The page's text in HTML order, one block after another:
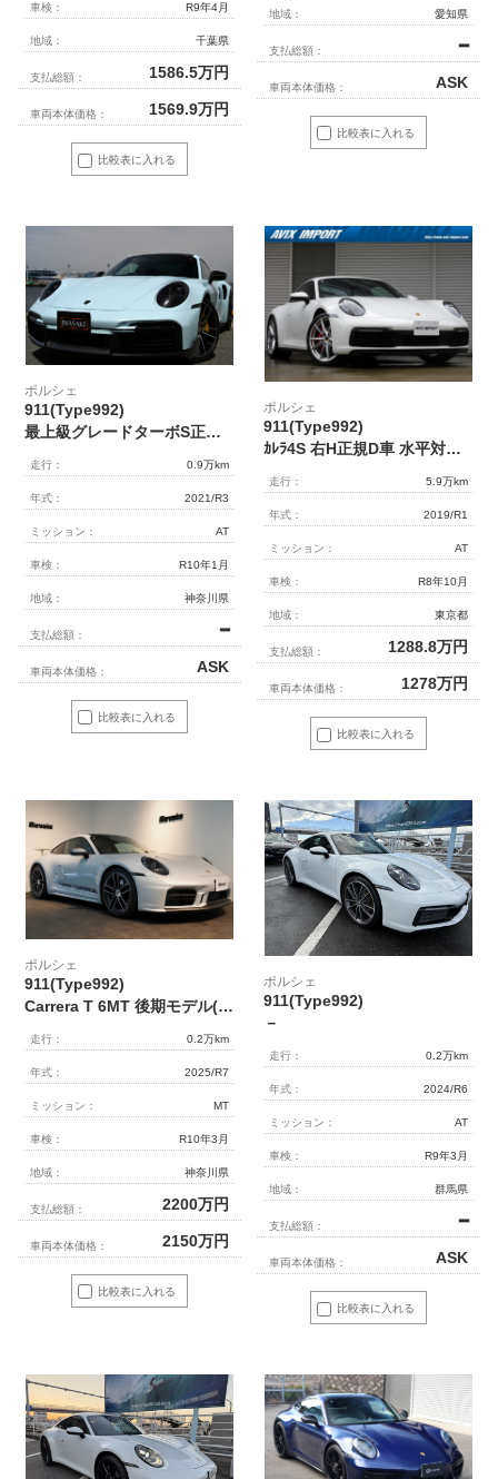
比較表に入れる
車検： R9年4月
地域： 千葉県
支払総額： 1586.5万円
車両本体価格： 1569.9万円
比較表に入れる
地域：
愛知県
支払総額： ━
車両本体価格： ASK
比較表に入れる
ポルシェ
911(Type992)
最上級グレードターボS正規ディーラー車法人オナ禁煙屋根保管雨天未使用新車同様0.9万Km右ハンドルOPスポーツエキゾーストOPCCBスポーツデザインPKG純正21インチアルミBOSEサウンド純正ナビBカメラ特注フルプロテクションムルワイホワイトラッピング（元色ブラック）ルーフカーボンラッピング徹底整備豪華装備必見！！
走行： 0.9万km
年式： 2021/R3
ミッション： AT
車検： R10年1月
地域： 神奈川県
支払総額： ━
車両本体価格： ASK
比較表に入れる
ポルシェ
911(Type992)
ｶﾚﾗ4S 右H正規D車 水平対向6気筒ﾂｲﾝﾀｰﾎﾞ 8速PDK ｽﾎﾟｰﾂｸﾛﾉPKG 黒革 ｼｰﾄﾋｰﾀｰ PCMﾅﾋﾞ(10.9ｲﾝﾁ) BOSE 全周C＆PAS ｸﾙｺﾝ LEDﾍｯﾄﾞﾗｲﾄ 電格ﾐﾗｰ PASM&PTVﾌﾟﾗｽ 赤ｷｬﾘﾊﾟｰ 純正20/21ｲﾝﾁAW 禁煙
走行： 5.9万km
年式： 2019/R1
ミッション： AT
車検： R8年10月
地域： 東京都
支払総額： 1288.8万円
車両本体価格： 1278万円
比較表に入れる
ポルシェ
911(Type992)
Carrera T 6MT 後期モデル(992.2) 1オーナー OP500 エアロキット カーボンルーフ CarreraTインテリアPKG 18way電動シート Burmester
走行： 0.2万km
年式： 2025/R7
ミッション： MT
車検： R10年3月
地域： 神奈川県
支払総額： 2200万円
車両本体価格： 2150万円
比較表に入れる
ポルシェ
911(Type992)
－
走行： 0.2万km
年式： 2024/R6
ミッション： AT
車検： R9年3月
地域： 群馬県
支払総額： ━
車両本体価格： ASK